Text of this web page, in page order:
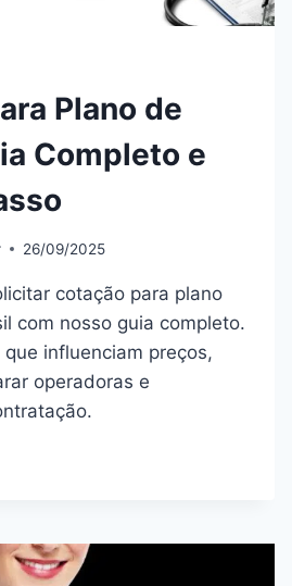
Plano de
Completo e
26/09/2025
cotação para plano
com nosso guia completo.
influenciam preços,
operadoras e